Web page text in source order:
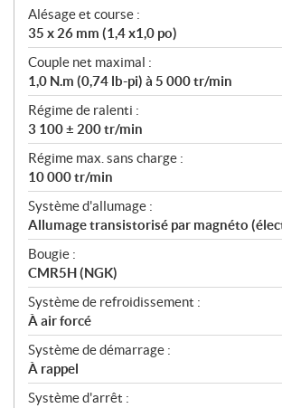
Alésage et course :
35 x 26 mm (1,4 x1,0 po)
Couple net maximal :
1,0 N.m (0,74 lb-pi) à 5 000 tr/min
Régime de ralenti :
3 100 ± 200 tr/min
Régime max. sans charge :
10 000 tr/min
Système d'allumage :
Allumage transistorisé par magnéto
Bougie :
CMR5H (NGK)
Système de refroidissement :
À air forcé
Système de démarrage :
À rappel
Système d'arrêt :